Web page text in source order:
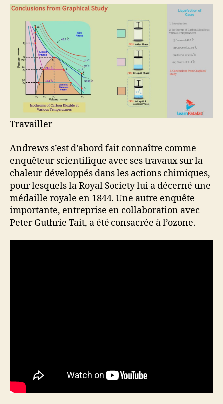
Travailler
Andrews s’est d’abord fait connaître comme
enquêteur scientifique avec ses travaux sur la
chaleur développés dans les actions chimiques,
pour lesquels la Royal Society lui a décerné une
médaille royale en 1844. Une autre enquête
importante, entreprise en collaboration avec
Peter Guthrie Tait, a été consacrée à l’ozone.